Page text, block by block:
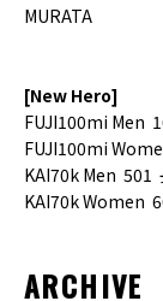
MURATA
[New Hero]
FUJI100mi Men
FUJI100mi
KAI70k Men 501
KAI70k Women
ARCHIVE